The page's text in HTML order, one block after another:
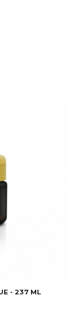
- 237 ML